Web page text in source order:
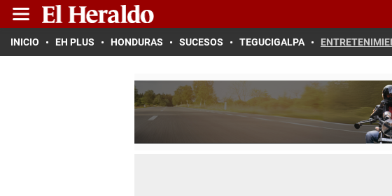
INICIO EH PLUS HONDURAS SUCESOS TEGUCIGALPA